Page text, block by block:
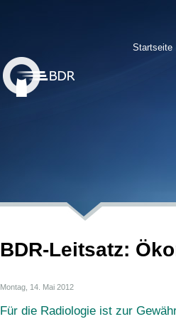
Startseite
BDR-Leitsatz:
Montag, 14. Mai 2012
Für die Radiologie ist zur